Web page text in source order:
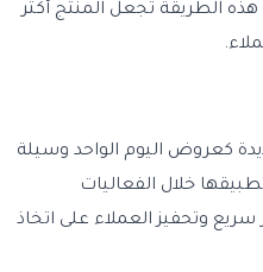
الطريقة تجعل المنتج أكثر
كعروض اليوم الواحد وسيلة
خلال الفعاليات
وتحفيز العملاء على اتخاذ